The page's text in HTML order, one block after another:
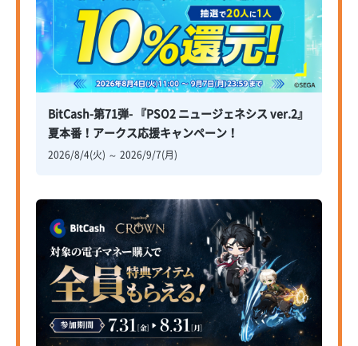
BitCash-第71弾- 『PSO2 ニュージェネシス ver.2』
夏本番！アークス応援キャンペーン！
2026/8/4(火) ～ 2026/9/7(月)